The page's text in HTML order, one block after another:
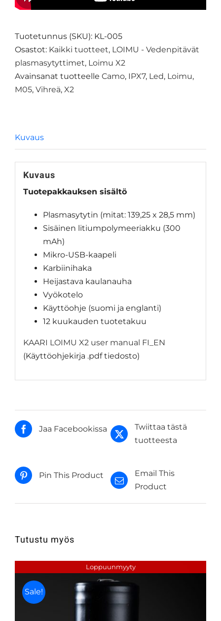
Tuotetunnus (SKU): KL-005
Osastot: Kaikki tuotteet, LOIMU - Vedenpitävät
plasmasytyttimet, Loimu X2
Avainsanat tuotteelle Camo, IPX7, Led, Loimu,
M05, Vihreä, X2
Kuvaus
Kuvaus
Tuotepakkauksen sisältö
Plasmasytytin (mitat: 139,25 x 28,5 mm)
Sisäinen litiumpolymeeriakku (300
mAh)
Mikro-USB-kaapeli
Karbiinihaka
Heijastava kaulanauha
Vyökotelo
Käyttöohje (suomi ja englanti)
12 kuukauden tuotetakuu
KAARI LOIMU X2 user manual FI_EN
(Käyttöohjekirja .pdf tiedosto)
Jaa Facebookissa
Twiittaa tästä
tuotteesta
Pin This Product
Email This
Product
Tutustu myös
Loppuunmyyty
Sale!